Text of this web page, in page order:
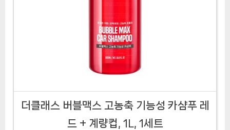
더클래스 버블맥스 고농축 기능성 카샴푸 레
드 + 계량컵, 1L, 1세트